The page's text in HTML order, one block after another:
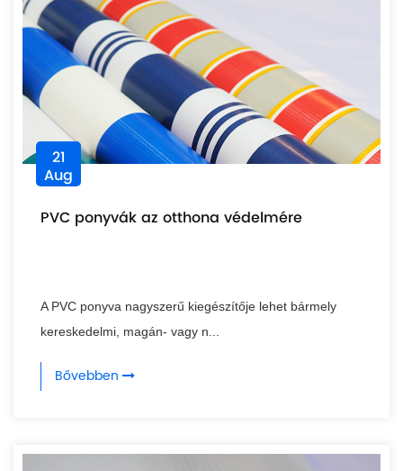
21
Aug
PVC ponyvák az otthona védelmére
A PVC ponyva nagyszerű kiegészítője lehet bármely
kereskedelmi, magán- vagy n...
Bővebben